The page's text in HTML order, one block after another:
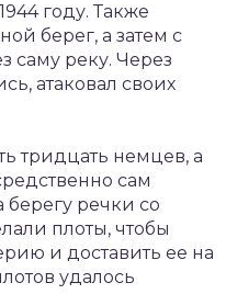
году. Также
берег, а затем с
саму реку. Через
атаковал своих
тридцать немцев, а
сам
речки со
плоты, чтобы
и доставить ее на
удалось